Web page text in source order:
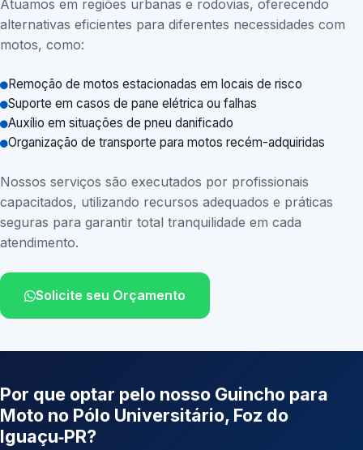
Atuamos em regiões urbanas e rodovias, oferecendo
alternativas eficientes para diferentes necessidades com
motos, como:
Remoção de motos estacionadas em locais de risco
Suporte em casos de pane elétrica ou falhas
Auxílio em situações de pneu danificado
Organização de transporte para motos recém-adquiridas
Nossos serviços são executados por profissionais
capacitados, utilizando recursos adequados e práticas
seguras para garantir total tranquilidade em cada
atendimento.
Solicite seu Orçamento
Por que optar pelo nosso Guincho para
Moto no Pólo Universitário, Foz do
Iguaçu‑PR?